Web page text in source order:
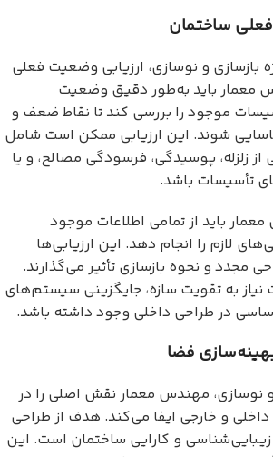
بازسازی و نوسازی، ارزیابی وضعیت فعلی
معمار باید به‌طور دقیق وضعیت
موجود را بررسی کند تا نقاط ضعف و
شوند. این ارزیابی ممکن است شامل
زلزله، پوسیدگی، فرسودگی مصالح، و یا
تأسیسات باشد.
باید از تمامی اطلاعات موجود
لازم را انجام دهد. این ارزیابی‌ها
مجدد و نحوه بازسازی تأثیر می‌گذارند.
به تقویت سازه، جایگزینی سیستم‌های
در طراحی داخلی وجود داشته باشد.
و نوسازی، مهندس معمار نقش اصلی را در
و خارجی ایفا می‌کند. هدف از طراحی
زیبایی‌شناسی و کارایی ساختمان است. این